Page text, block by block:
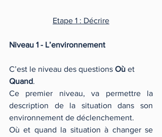
Etape 1 : Décrire
Niveau 1 - L’environnement
C’est le niveau des questions Où et
Quand.
Ce premier niveau, va permettre la
description de la situation dans son
environnement de déclenchement.
Où et quand la situation à changer se